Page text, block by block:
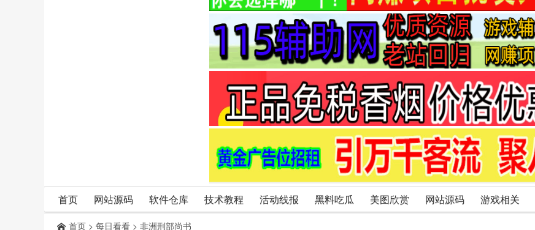
首页 网站源码 软件仓库 技术教程 活动线报 黑料吃瓜 美图欣赏 网站源码 游戏相关
首页 > 每日看看 > 非洲刑部尚书